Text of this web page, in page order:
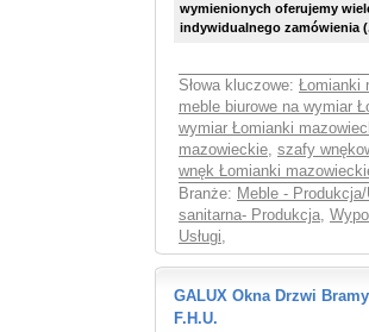
wymienionych oferujemy
indywidualnego zamówienia
Słowa kluczowe: Łomianki
meble biurowe na wymiar
wymiar Łomianki
mazowieckie, szafy
wnęk Łomianki
Branże: Meble - Produkcja/
sanitarna- Produkcja,
Usługi,
GALUX Okna Drzwi
F.H.U.